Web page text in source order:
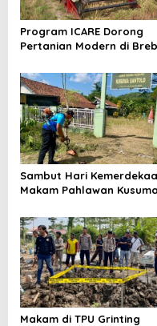
Program ICARE Dorong
Pertanian Modern di
Tembus 10,2 Ton per
Sambut Hari
Makam Pahlawan Kusuma
Dibersihkan
Makam di TPU Grinting